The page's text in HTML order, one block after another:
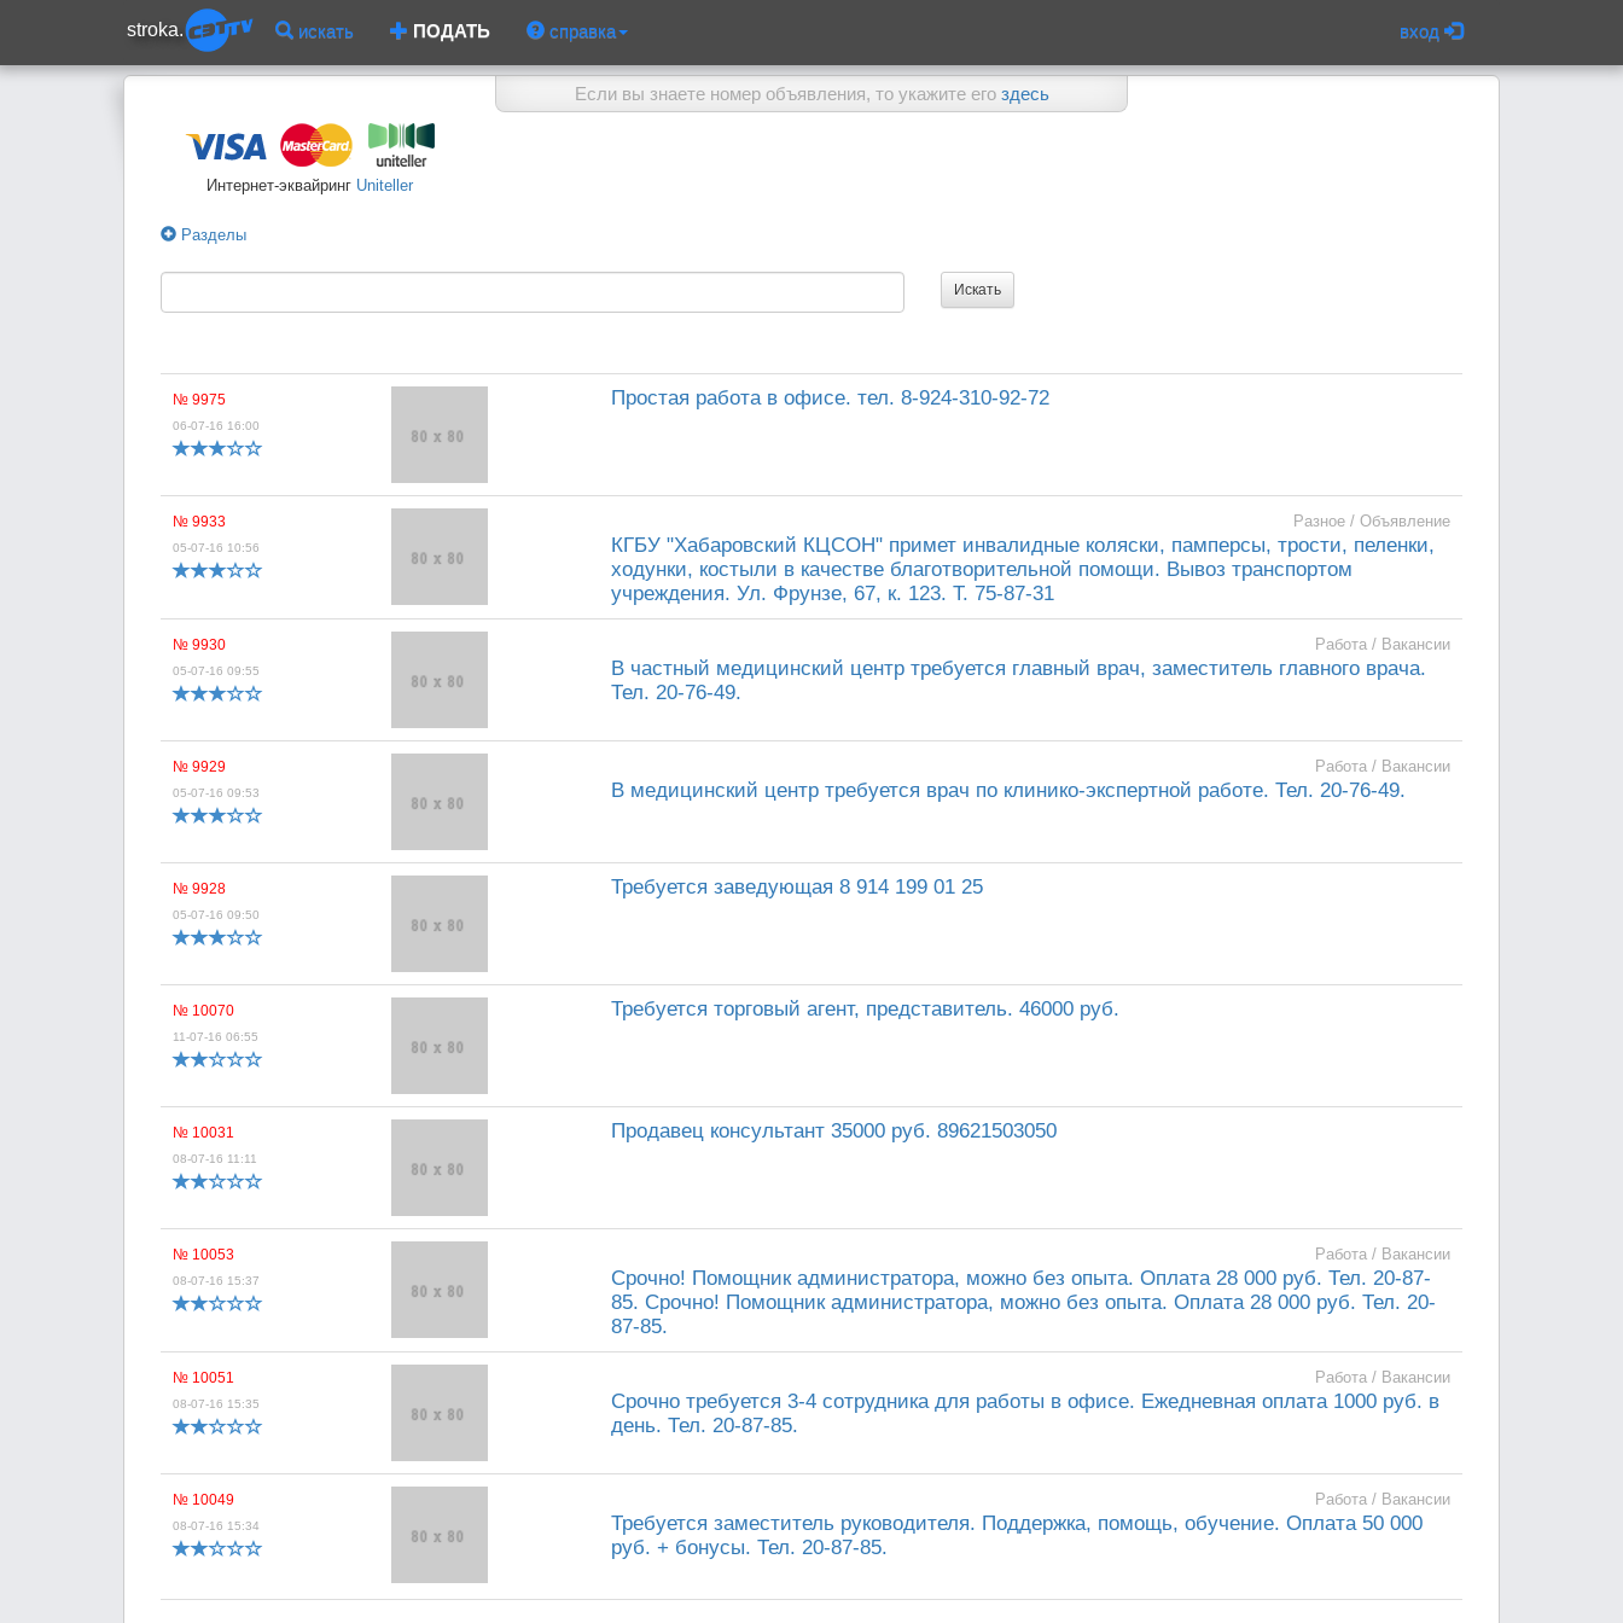
stroka. искать ПОДАТЬ справка вход
Если вы знаете номер объявления, то укажите его здесь
Интернет-эквайринг Uniteller
Разделы
№ 9975
06-07-16 16:00
Простая работа в офисе. тел. 8-924-310-92-72
№ 9933
05-07-16 10:56
Разное / Объявление
КГБУ "Хабаровский КЦСОН" примет инвалидные коляски, памперсы, трости, пеленки,
ходунки, костыли в качестве благотворительной помощи. Вывоз транспортом
учреждения. Ул. Фрунзе, 67, к. 123. Т. 75-87-31
№ 9930
05-07-16 09:55
Работа / Вакансии
В частный медицинский центр требуется главный врач, заместитель главного врача.
Тел. 20-76-49.
№ 9929
05-07-16 09:53
Работа / Вакансии
В медицинский центр требуется врач по клинико-экспертной работе. Тел. 20-76-49.
№ 9928
05-07-16 09:50
Требуется заведующая 8 914 199 01 25
№ 10070
11-07-16 06:55
Требуется торговый агент, представитель. 46000 руб.
№ 10031
08-07-16 11:11
Продавец консультант 35000 руб. 89621503050
№ 10053
08-07-16 15:37
Работа / Вакансии
Срочно! Помощник администратора, можно без опыта. Оплата 28 000 руб. Тел. 20-87-
85. Срочно! Помощник администратора, можно без опыта. Оплата 28 000 руб. Тел. 20-
87-85.
№ 10051
08-07-16 15:35
Работа / Вакансии
Срочно требуется 3-4 сотрудника для работы в офисе. Ежедневная оплата 1000 руб. в
день. Тел. 20-87-85.
№ 10049
08-07-16 15:34
Работа / Вакансии
Требуется заместитель руководителя. Поддержка, помощь, обучение. Оплата 50 000
руб. + бонусы. Тел. 20-87-85.